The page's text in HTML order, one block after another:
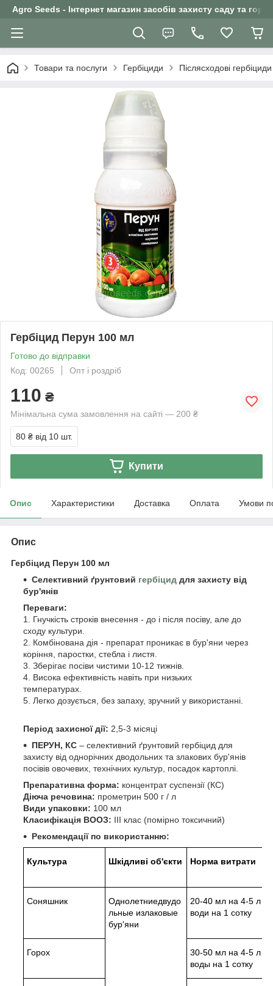
Agro Seeds - Інтернет магазин засобів захисту саду та
Товари та послуги Гербіциди Післясходові гербіциди
Гербіцид Перун 100 мл
Готово до відправки
Код: 00265
Опт і роздріб
110 ₴
Мінімальна сума замовлення на сайті — 200 ₴
80 ₴ від 10 шт.
Купити
Опис Характеристики Доставка Оплата Умови
Опис
Гербіцид Перун 100 мл
Селективний ґрунтовий гербіцид для захисту від
бур'янів
Переваги:
1. Гнучкість строків внесення - до і після посіву, але до
сходу культури.
2. Комбінована дія - препарат проникає в бур'яни через
коріння, паростки, стебла і листя.
3. Зберігає посіви чистими 10-12 тижнів.
4. Висока ефективність навіть при низьких
температурах.
5. Легко дозується, без запаху, зручний у використанні.
Період захисної дії: 2,5-3 місяці
ПЕРУН, КС – селективний ґрунтовий гербіцид для
захисту від однорічних дводольних та злакових бур'янів
посівів овочевих, технічних культур, посадок картоплі.
Препаративна форма: концентрат суспензії (КС)
Діюча речовина: прометрин 500 г / л
Види упаковки: 100 мл
Класифікація ВООЗ: ІІІ клас (помірно токсичний)
Рекомендації по використанню:
Культура Шкідливі об'єкти Норма витрати
Соняшник
Однолетниедвудо
льные излаковые
бур'яни
20-40 мл на 4-5 л
води на 1 сотку
Горох
30-50 мл на 4-5 л
воды на 1 сотку